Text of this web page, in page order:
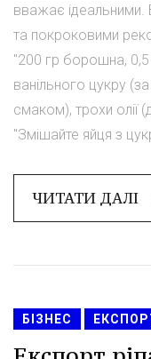
вважає ідеальними.
та покроковими
"200 гр борошна, 0,5
ванільного цукру
смаком), трохи олії
"Змішайте яйця з
ЧИТАТИ ДАЛІ
БІЗНЕС